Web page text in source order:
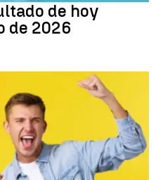
de hoy
de 2026